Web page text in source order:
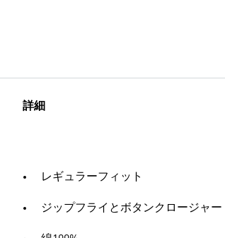
詳細
レギュラーフィット
ジップフライとボタンクロージャー